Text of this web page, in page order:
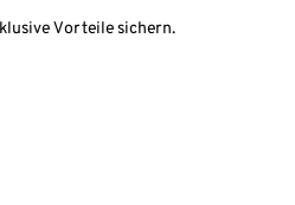
Vorteile sichern.